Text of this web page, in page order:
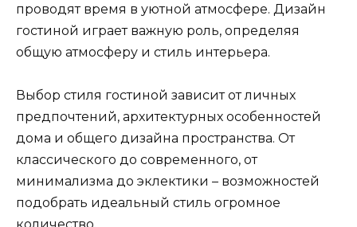
проводят время в уютной атмосфере. Дизайн
гостиной играет важную роль, определяя
общую атмосферу и стиль интерьера.
Выбор стиля гостиной зависит от личных
предпочтений, архитектурных особенностей
дома и общего дизайна пространства. От
классического до современного, от
минимализма до эклектики – возможностей
подобрать идеальный стиль огромное